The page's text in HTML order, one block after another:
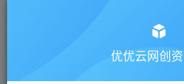
优优云网创